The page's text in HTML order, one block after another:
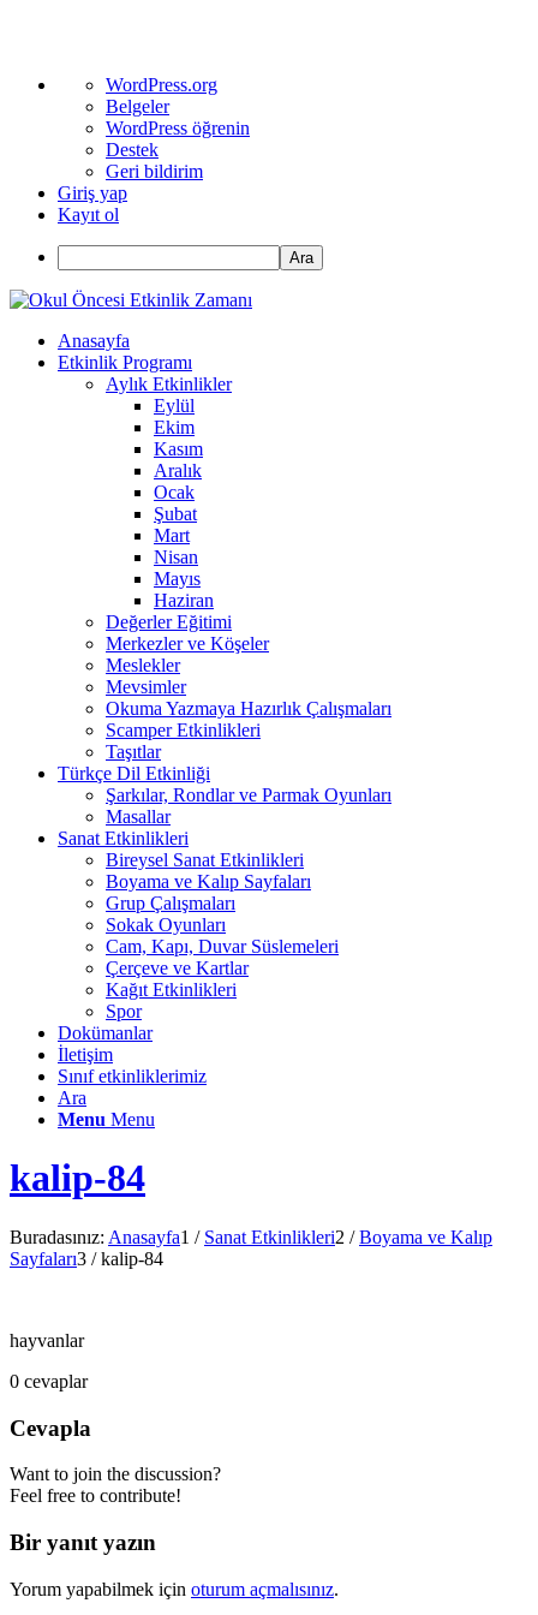
WordPress
hakkında
WordPress.org
Belgeler
WordPress öğrenin
Destek
Geri bildirim
Giriş yap
Kayıt ol
Ara
Anasayfa
Etkinlik Programı
Aylık Etkinlikler
Eylül
Ekim
Kasım
Aralık
Ocak
Şubat
Mart
Nisan
Mayıs
Haziran
Değerler Eğitimi
Merkezler ve Köşeler
Meslekler
Mevsimler
Okuma Yazmaya Hazırlık Çalışmaları
Scamper Etkinlikleri
Taşıtlar
Türkçe Dil Etkinliği
Şarkılar, Rondlar ve Parmak Oyunları
Masallar
Sanat Etkinlikleri
Bireysel Sanat Etkinlikleri
Boyama ve Kalıp Sayfaları
Grup Çalışmaları
Sokak Oyunları
Cam, Kapı, Duvar Süslemeleri
Çerçeve ve Kartlar
Kağıt Etkinlikleri
Spor
Dokümanlar
İletişim
Sınıf etkinliklerimiz
Ara
Menu Menu
kalip-84
Buradasınız: Anasayfa1 / Sanat Etkinlikleri2 / Boyama ve Kalıp
Sayfaları3 / kalip-84
hayvanlar
0 cevaplar
Cevapla
Want to join the discussion?
Feel free to contribute!
Bir yanıt yazın
Yorum yapabilmek için oturum açmalısınız.